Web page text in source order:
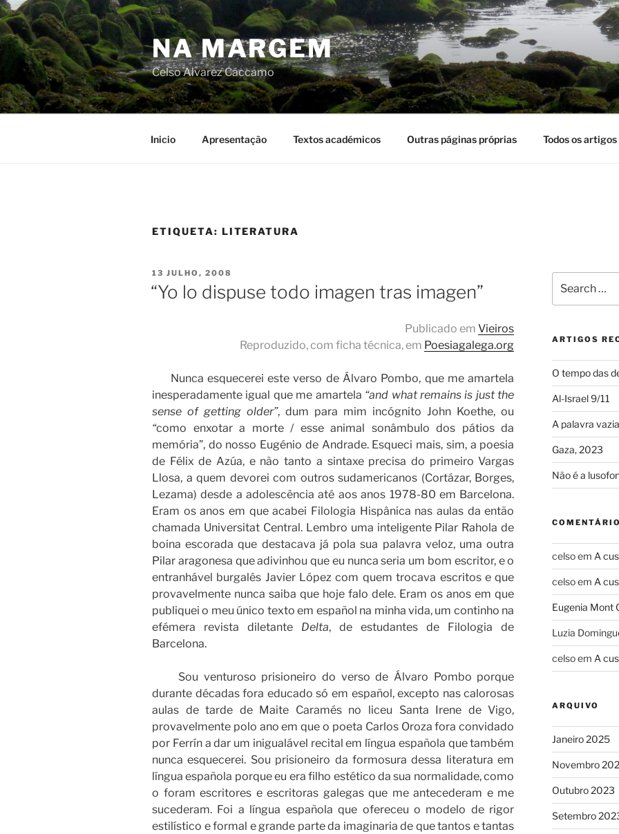
Skip
to
content
NA MARGEM
Celso Alvarez Cáccamo
Inicio Apresentação Textos académicos Outras páginas próprias Todos os artigos
ETIQUETA: LITERATURA
POSTED
ON
13 JULHO, 2008
“Yo lo dispuse todo imagen tras imagen”
Publicado emVieiros
Reproduzido, com ficha técnica, em Poesiagalega.org
Nunca esquecerei este verso de Álvaro Pombo, que me amartela
inesperadamente igual que me amartela “and what remains is just the
sense of getting older”, dum para mim incógnito John Koethe, ou
“como enxotar a morte / esse animal sonâmbulo dos pátios da
memória”, do nosso Eugénio de Andrade. Esqueci mais, sim, a poesia
de Félix de Azúa, e não tanto a sintaxe precisa do primeiro Vargas
Llosa, a quem devorei com outros sudamericanos (Cortázar, Borges,
Lezama) desde a adolescência até aos anos 1978-80 em Barcelona.
Eram os anos em que acabei Filologia Hispânica nas aulas da então
chamada Universitat Central. Lembro uma inteligente Pilar Rahola de
boina escorada que destacava já pola sua palavra veloz, uma outra
Pilar aragonesa que adivinhou que eu nunca seria um bom escritor, e o
entranhável burgalês Javier López com quem trocava escritos e que
provavelmente nunca saiba que hoje falo dele. Eram os anos em que
publiquei o meu único texto em español na minha vida, um continho na
efémera revista diletante Delta, de estudantes de Filologia de
Barcelona.
Sou venturoso prisioneiro do verso de Álvaro Pombo porque
durante décadas fora educado só em español, excepto nas calorosas
aulas de tarde de Maite Caramés no liceu Santa Irene de Vigo,
provavelmente polo ano em que o poeta Carlos Oroza fora convidado
por Ferrín a dar um inigualável recital em língua española que também
nunca esquecerei. Sou prisioneiro da formosura dessa literatura em
língua española porque eu era filho estético da sua normalidade, como
o foram escritores e escritoras galegas que me antecederam e me
sucederam. Foi a língua española que ofereceu o modelo de rigor
estilístico e formal e grande parte da imaginaria de que tantos e tantas
for:
ARTIGOS
O tempo das
Al-Israel 9/11
A palavra vazia
Gaza, 2023
Não é a
celsoem A
celsoem A
Eugenia Mont
Luzia
celsoem A
ARQUIVO
Janeiro 2025
Novembro
Outubro 2023
Setembro